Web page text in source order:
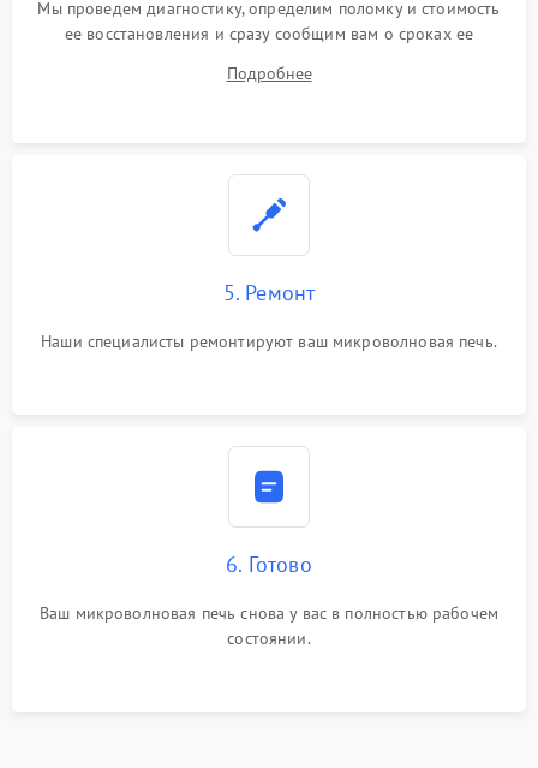
Мы проведем диагностику, определим поломку и стоимость
ее восстановления и сразу сообщим вам о сроках ее
Подробнее
5. Ремонт
Наши специалисты ремонтируют ваш микроволновая печь.
6. Готово
Ваш микроволновая печь снова у вас в полностью рабочем
состоянии.